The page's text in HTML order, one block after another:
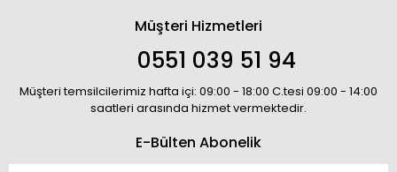
Müşteri Hizmetleri
0551 039 51 94
Müşteri temsilcilerimiz hafta içi: 09:00 - 18:00 C.tesi 09:00 - 14:00
saatleri arasında hizmet vermektedir.
E-Bülten Abonelik